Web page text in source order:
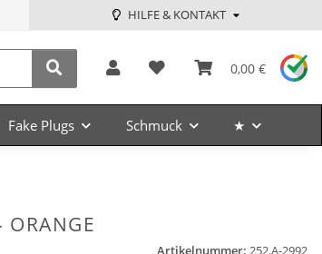
HILFE & KONTAKT
0,00 €
Fake Plugs Schmuck ★
ORANGE